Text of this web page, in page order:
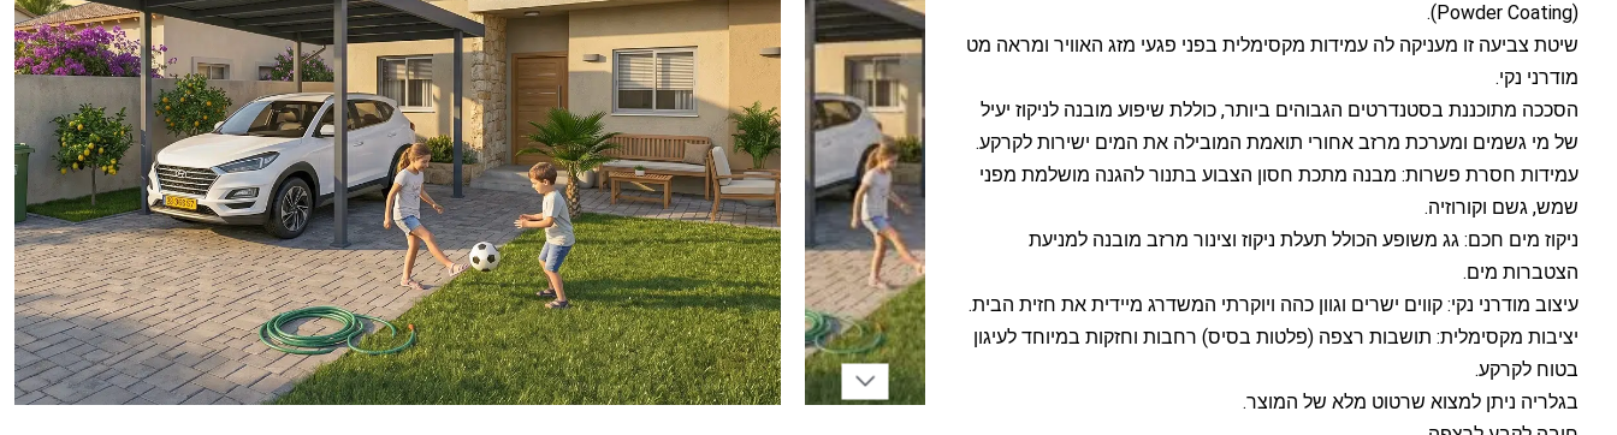
(Powder Coating).
שיטת צביעה זו מעניקה לה עמידות מקסימלית בפני פגעי מזג האוויר ומראה מט
מודרני נקי.
הסככה מתוכננת בסטנדרטים הגבוהים ביותר, כוללת שיפוע מובנה לניקוז יעיל
של מי גשמים ומערכת מרזב אחורי תואמת המובילה את המים ישירות לקרקע.
עמידות חסרת פשרות: מבנה מתכת חסון הצבוע בתנור להגנה מושלמת מפני
שמש, גשם וקורוזיה.
ניקוז מים חכם: גג משופע הכולל תעלת ניקוז וצינור מרזב מובנה למניעת
הצטברות מים.
עיצוב מודרני נקי: קווים ישרים וגוון כהה ויוקרתי המשדרג מיידית את חזית הבית.
יציבות מקסימלית: תושבות רצפה (פלטות בסיס) רחבות וחזקות במיוחד לעיגון
בטוח לקרקע.
בגלריה ניתן למצוא שרטוט מלא של המוצר.